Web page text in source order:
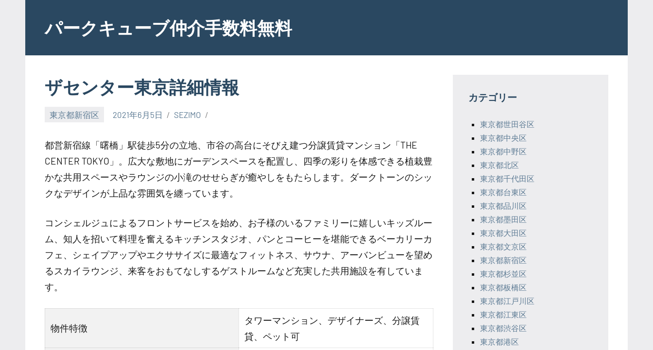
contentパークキューブ仲介手数料無料
ザセンター東京詳細情報
東京都新宿区 2021年6月5日 SEZIMO
都営新宿線「曙橋」駅徒歩5分の立地、市谷の高台にそびえ建つ分譲賃貸マンション「THE
CENTER TOKYO」。広大な敷地にガーデンスペースを配置し、四季の彩りを体感できる植栽豊
かな共用スペースやラウンジの小滝のせせらぎが癒やしをもたらします。ダークトーンのシッ
クなデザインが上品な雰囲気を纏っています。
コンシェルジュによるフロントサービスを始め、お子様のいるファミリーに嬉しいキッズルー
ム、知人を招いて料理を奮えるキッチンスタジオ、パンとコーヒーを堪能できるベーカリーカ
フェ、シェイプアップやエクササイズに最適なフィットネス、サウナ、アーバンビューを望め
るスカイラウンジ、来客をおもてなしするゲストルームなど充実した共用施設を有していま
す。
物件特徴
タワーマンション、デザイナーズ、分譲賃
貸、ペット可
カテゴリー
東京都世田谷区
東京都中央区
東京都中野区
東京都北区
東京都千代田区
東京都台東区
東京都品川区
東京都墨田区
東京都大田区
東京都文京区
東京都新宿区
東京都杉並区
東京都板橋区
東京都江戸川区
東京都江東区
東京都渋谷区
東京都港区